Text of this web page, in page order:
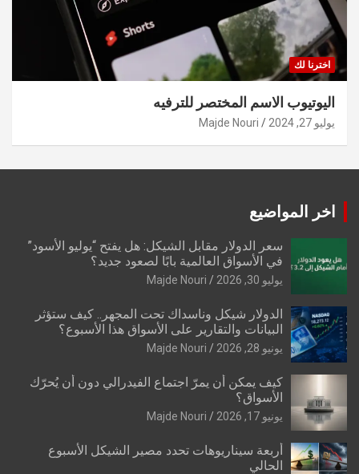
اخترنا لك
اليوتيوب الاسم المختصر للترفيه
يوليو 27, 2024 Majde Nouri
اخر المواضيع
سعر الدولار مقابل الشيكل: هل يفتح “يوليو الأسود”
في الأسواق العالمية بابًا لصعود جديد؟
يوليو 30, 2026 Majde Nouri
الدولار شيكل وناسداك تحت المجهر.. كيف ستؤثر
البيانات والتقارير على الأسواق هذا الأسبوع؟
يونيو 28, 2026 Majde Nouri
كيف يمكن أن يمرّ اجتماع الفيدرالي دون أن يُحرّك
الأسواق؟
يونيو 17, 2026 Majde Nouri
أربعة سيناريوهات تحدد مصير الشيكل الأسبوع
الحالي